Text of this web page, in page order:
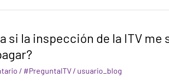
si la inspección de la ITV
/ #PreguntaITV / usuario_blog